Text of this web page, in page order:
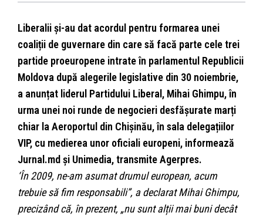
Liberalii și-au dat acordul pentru formarea unei
coaliții de guvernare din care să facă parte cele trei
partide proeuropene intrate în parlamentul Republicii
Moldova după alegerile legislative din 30 noiembrie,
a anunțat liderul Partidului Liberal, Mihai Ghimpu, în
urma unei noi runde de negocieri desfășurate marți
chiar la Aeroportul din Chișinău, în sala delegațiilor
VIP, cu medierea unor oficiali europeni, informează
Jurnal.md și Unimedia, transmite Agerpres.
‘În 2009, ne-am asumat drumul european, acum
trebuie să fim responsabili”, a declarat Mihai Ghimpu,
precizând că, în prezent, „nu sunt alții mai buni decât